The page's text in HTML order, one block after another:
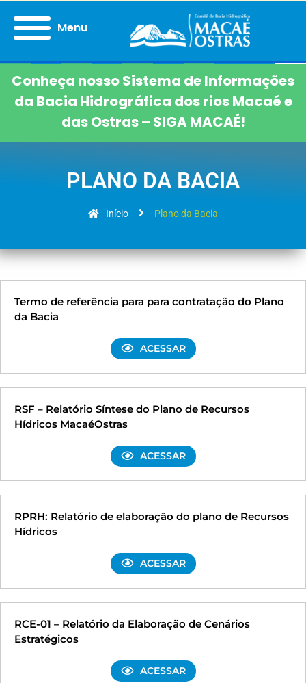
Menu
Conheça nosso Sistema de Informações
da Bacia Hidrográfica dos rios Macaé e
das Ostras – SIGA MACAÉ!
PLANO DA BACIA
Início Plano da Bacia
Termo de referência para para contratação do Plano
da Bacia
ACESSAR
RSF – Relatório Síntese do Plano de Recursos
Hídricos MacaéOstras
ACESSAR
RPRH: Relatório de elaboração do plano de Recursos
Hídricos
ACESSAR
RCE-01 – Relatório da Elaboração de Cenários
Estratégicos
ACESSAR